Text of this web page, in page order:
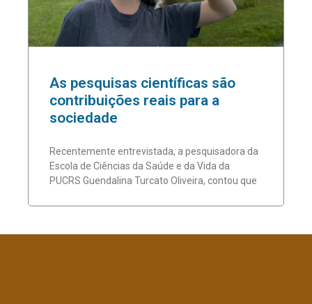
As pesquisas científicas são
contribuições reais para a
sociedade
Recentemente entrevistada, a pesquisadora da
Escola de Ciências da Saúde e da Vida da
PUCRS Guendalina Turcato Oliveira, contou que